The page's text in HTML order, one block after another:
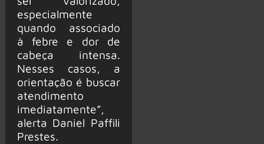
especialmente
quando associado
à febre e dor de
cabeça intensa.
Nesses casos, a
orientação é buscar
atendimento
imediatamente”,
alerta Daniel Paffili
Prestes.